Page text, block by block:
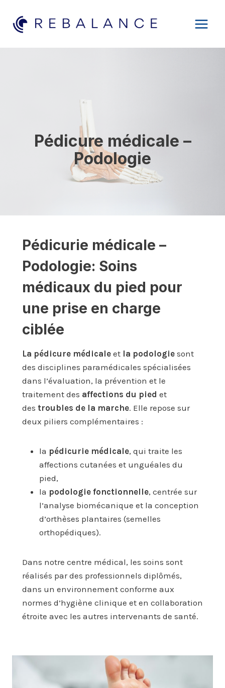
contenu
Pédicure médicale –
Podologie
Pédicurie médicale –
Podologie: Soins
médicaux du pied pour
une prise en charge
ciblée
La pédicure médicale et la podologie sont
des disciplines paramédicales spécialisées
dans l’évaluation, la prévention et le
traitement des affections du pied et
des troubles de la marche. Elle repose sur
deux piliers complémentaires :
la pédicurie médicale, qui traite les
affections cutanées et unguéales du
pied,
la podologie fonctionnelle, centrée sur
l’analyse biomécanique et la conception
d’orthèses plantaires (semelles
orthopédiques).
Dans notre centre médical, les soins sont
réalisés par des professionnels diplômés,
dans un environnement conforme aux
normes d’hygiène clinique et en collaboration
étroite avec les autres intervenants de santé.